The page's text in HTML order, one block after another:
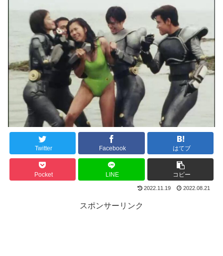
Twitter Facebook はてブ
Pocket LINE コピー
2022.11.19 2022.08.21
スポンサーリンク